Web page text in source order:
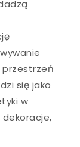
przestrzeń
się jako
w